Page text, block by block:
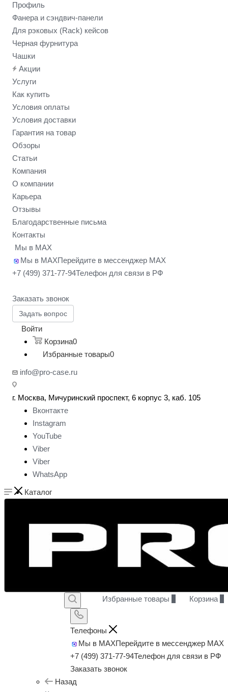
Профиль
Фанера и сэндвич-панели
Для рэковых (Rack) кейсов
Черная фурнитура
Чашки
Акции
Услуги
Как купить
Условия оплаты
Условия доставки
Гарантия на товар
Обзоры
Статьи
Компания
О компании
Карьера
Отзывы
Благодарственные письма
Контакты
Мы в MAX
Мы в MAXПерейдите в мессенджер MAX
+7 (499) 371-77-94Телефон для связи в РФ
Заказать звонок
Задать вопрос
Войти
Корзина0
Избранные товары0
info@pro-case.ru
г. Москва, Мичуринский проспект, 6 корпус 3, каб. 105
Вконтакте
Instagram
YouTube
Viber
Viber
WhatsApp
Избранные товары Корзина
Телефоны
Мы в MAXПерейдите в мессенджер MAX
+7 (499) 371-77-94Телефон для связи в РФ
Заказать звонок
Каталог
Назад